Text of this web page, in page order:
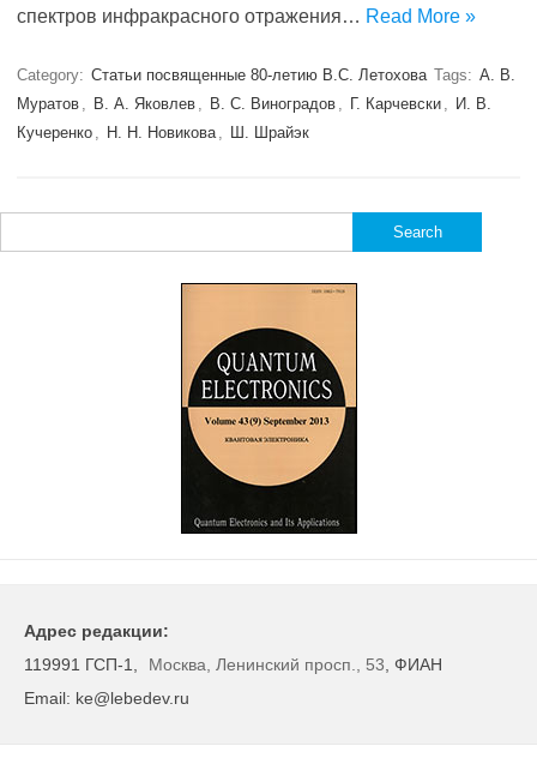
спектров инфракрасного отражения… Read More »
Category: Статьи посвященные 80-летию В.С. Летохова Tags: А. В.
Муратов , В. А. Яковлев , В. С. Виноградов , Г. Карчевски , И. В.
Кучеренко , Н. Н. Новикова , Ш. Шрайэк
for:
Адрес редакции:
119991 ГСП-1,
Москва, Ленинский просп., 53 , ФИАН
Email: ke@lebedev.ru